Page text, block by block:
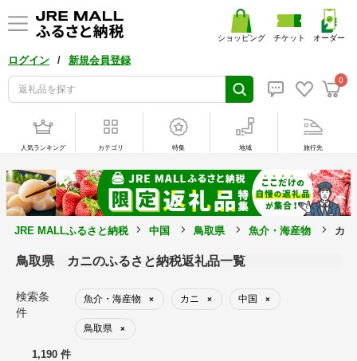
ログイン / 新規会員登録
0
ショッピング チケット オーダー
人気ランキング カテゴリ 特集 地域 旅行先
JRE MALLふるさと納税 中国 鳥取県 魚介・海産物 カ
鳥取県 カニのふるさと納税返礼品一覧
検索条
件
魚介・海産物 × カニ × 中国 ×
鳥取県 ×
1,190 件